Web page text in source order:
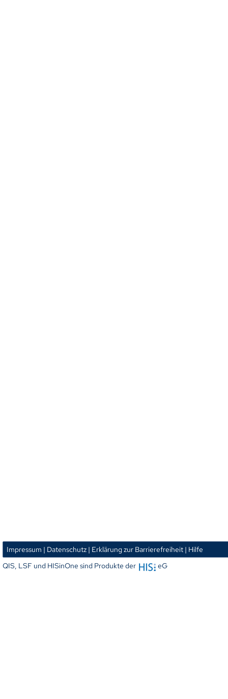
Impressum | Datenschutz | Erklärung zur Barrierefreiheit | Hilfe
QIS, LSF und HISinOne sind Produkte der
eG